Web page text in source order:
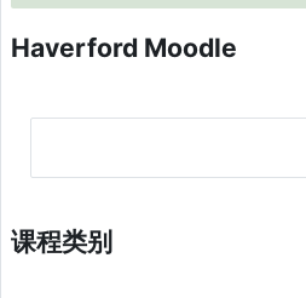
Haverford Moodle
课程类别